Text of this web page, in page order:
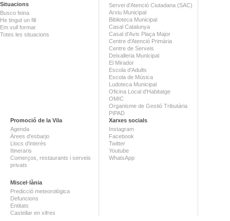
Situacions
Busco feina
He tingut un fill
Em vull formar
Totes les situacions
Servei d'Atenció Ciutadana (SAC)
Arxiu Municipal
Biblioteca Municipal
Casal Catalunya
Casal d'Avis Plaça Major
Centre d'Atenció Primària
Centre de Serveis
Deixalleria Municipal
El Mirador
Escola d'Adults
Escola de Música
Ludoteca Municipal
Oficina Local d'Habitatge
OMIC
Organisme de Gestió Tributària
PIPAD
Promoció de la Vila
Agenda
Àrees d'esbarjo
Llocs d'interès
Itineraris
Comerços, restaurants i serveis
privats
Miscel·lània
Predicció meteorològica
Defuncions
Entitats
Castellar en xifres
Xarxes socials
Instagram
Facebook
Twitter
Youtube
WhatsApp